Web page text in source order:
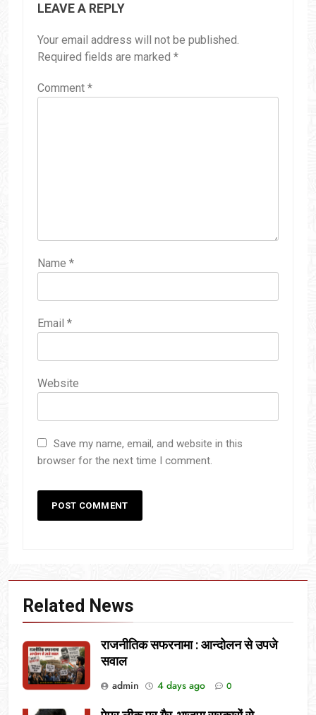
LEAVE A REPLY
Your email address will not be published.
Required fields are marked *
Comment *
Name *
Email *
Website
Save my name, email, and website in this
browser for the next time I comment.
Related News
राजनीतिक सफरनामा : आन्दोलन से उपजे
सवाल
admin
4 days ago 0